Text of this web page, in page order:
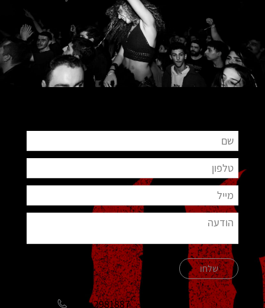
שלחו
051-2981887